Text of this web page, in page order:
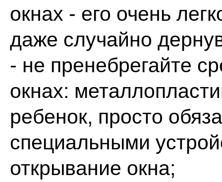
окнах - его очень
даже случайно
- не пренебрегайте
окнах:
ребенок, просто
специальными
открывание окна;